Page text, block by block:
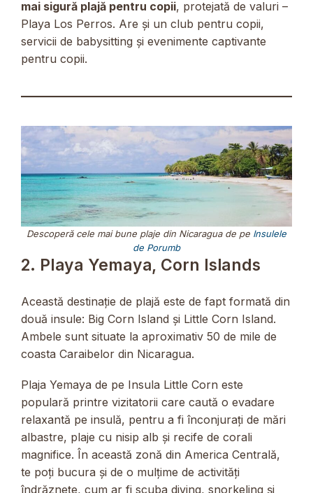
mai sigură plajă pentru copii, protejată de valuri –
Playa Los Perros. Are și un club pentru copii,
servicii de babysitting și evenimente captivante
pentru copii.
Descoperă cele mai bune plaje din Nicaragua de pe Insulele
de Porumb
2. Playa Yemaya, Corn Islands
Această destinație de plajă este de fapt formată din
două insule: Big Corn Island și Little Corn Island.
Ambele sunt situate la aproximativ 50 de mile de
coasta Caraibelor din Nicaragua.
Plaja Yemaya de pe Insula Little Corn este
populară printre vizitatorii care caută o evadare
relaxantă pe insulă, pentru a fi înconjurați de mări
albastre, plaje cu nisip alb și recife de corali
magnifice. În această zonă din America Centrală,
te poți bucura și de o mulțime de activități
îndrăznețe, cum ar fi scuba diving, snorkeling și